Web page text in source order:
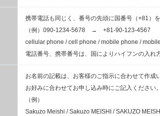
携帯電話も同じく、番号の先頭に国番号（+81）を
（例）090-1234-5678 → +81-90-123-4567
cellular phone / cell phone / mobile phone / mobile
電話番号、携帯番号は、国によりハイフンの入れ
お名前の記載は、お客様のご指示に合わせて作成
お好みに合わせてお申し込み時にご記入ください。
（例）
Sakuzo Meishi / Sakuzo MEISHI / SAKUZO